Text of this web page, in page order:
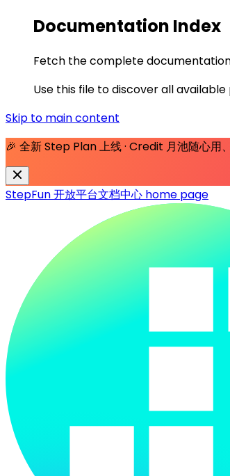
Documentation Index
Fetch the complete
Use this file to discover all
Skip to main content
🎉 全新 Step Plan 上线 · Credit 月池随心用
StepFun 开放平台文档中心 home page